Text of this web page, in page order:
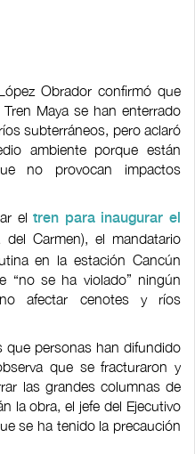
Obrador confirmó que
Maya se han enterrado
subterráneos, pero aclaró
ambiente porque están
no provocan impactos
eltren para inaugurar el
del Carmen), el mandatario
en la estación Cancún
“no se ha violado” ningún
afectar cenotes y ríos
que personas han difundido
que se fracturaron y
las grandes columnas de
la obra, el jefe del Ejecutivo
se ha tenido la precaución